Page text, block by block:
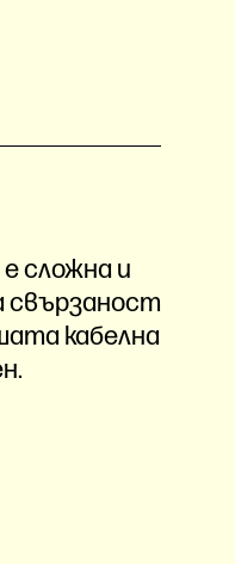
сложна и
свързаност
кабелна